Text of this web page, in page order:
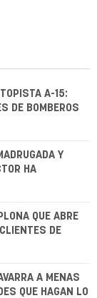
A-15:
DE BOMBEROS
Y
HA
QUE ABRE
DE
A MENAS
QUE HAGAN LO